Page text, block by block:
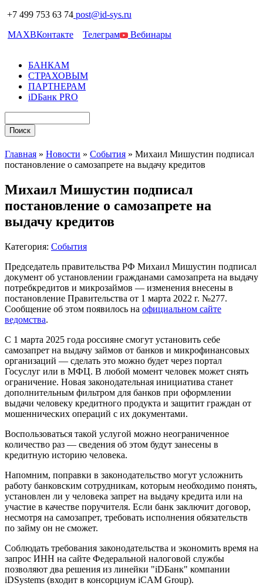
+7 499 753 63 74 post@id-sys.ru
MAXВКонтакте Телеграм Вебинары
БАНКАМ
СТРАХОВЫМ
ПАРТНЕРАМ
iDБанк PRO
Главная » Новости » События » Михаил Мишустин подписал
постановление о самозапрете на выдачу кредитов
Михаил Мишустин подписал
постановление о самозапрете на
выдачу кредитов
Категория: События
Председатель правительства РФ Михаил Мишустин подписал
документ об установлении гражданами самозапрета на выдачу
потребкредитов и микрозаймов — изменения внесены в
постановление Правительства от 1 марта 2022 г. №277.
Сообщение об этом появилось на официальном сайте
ведомства.
С 1 марта 2025 года россияне смогут установить себе
самозапрет на выдачу займов от банков и микрофинансовых
организаций — сделать это можно будет через портал
Госуслуг или в МФЦ. В любой момент человек может снять
ограничение. Новая законодательная инициатива станет
дополнительным фильтром для банков при оформлении
выдачи человеку кредитного продукта и защитит граждан от
мошеннических операций с их документами.
Воспользоваться такой услугой можно неограниченное
количество раз — сведения об этом будут занесены в
кредитную историю человека.
Напомним, поправки в законодательство могут усложнить
работу банковским сотрудникам, которым необходимо понять,
установлен ли у человека запрет на выдачу кредита или на
участие в качестве поручителя. Если банк заключит договор,
несмотря на самозапрет, требовать исполнения обязательств
по займу он не сможет.
Соблюдать требования законодательства и экономить время на
запрос ИНН на сайте Федеральной налоговой службы
позволяют два решения из линейки "iDБанк" компании
iDSystems (входит в консорциум iCAM Group).